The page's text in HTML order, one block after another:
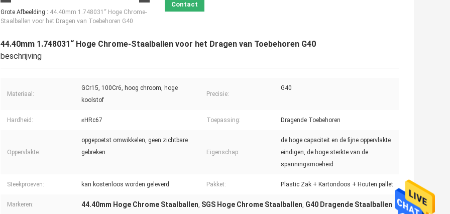
Grote Afbeelding : 44.40mm 1.748031“ Hoge Chrome-
Staalballen voor het Dragen van Toebehoren G40
Contact
44.40mm 1.748031“ Hoge Chrome-Staalballen voor het Dragen van Toebehoren G40
beschrijving
Materiaal:
GCr15, 100Cr6, hoog chroom, hoge
koolstof
Precisie:
G40
Hardheid: ≤HRc67 Toepassing: Dragende Toebehoren
Oppervlakte:
opgepoetst omwikkelen, geen zichtbare
gebreken
Eigenschap:
de hoge capaciteit en de fijne oppervlakte
eindigen, de hoge sterkte van de
spanningsmoeheid
Steekproeven: kan kostenloos worden geleverd Pakket: Plastic Zak + Kartondoos + Houten pallet
Markeren: 44.40mm Hoge Chrome Staalballen, SGS Hoge Chrome Staalballen, G40 Dragende Staalballen